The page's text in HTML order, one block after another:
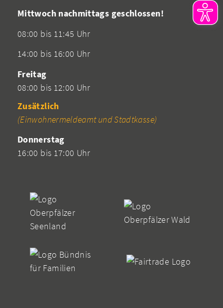
Mittwoch nachmittags geschlossen!
08:00 bis 11:45 Uhr
14:00 bis 16:00 Uhr
Freitag
08:00 bis 12:00 Uhr
Zusätzlich
(Einwohnermeldeamt und Stadtkasse)
Donnerstag
16:00 bis 17:00 Uhr